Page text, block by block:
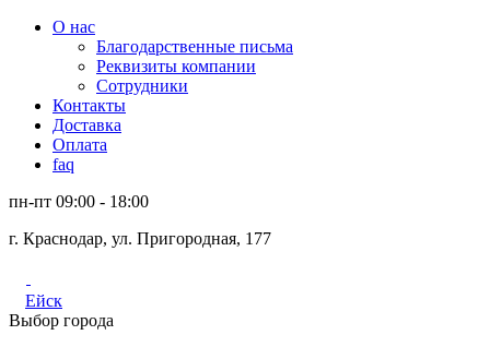
О нас
Благодарственные письма
Реквизиты компании
Сотрудники
Контакты
Доставка
Оплата
faq
пн-пт 09:00 - 18:00
г. Краснодар, ул. Пригородная, 177
Ейск
Выбор города